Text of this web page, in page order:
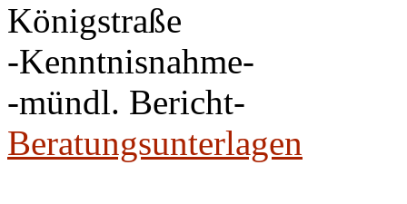
Königstraße
-Kenntnisnahme-
-mündl. Bericht-
Beratungsunterlagen